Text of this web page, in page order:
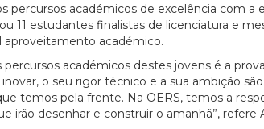
percursos académicos de excelência com a
11 estudantes finalistas de licenciatura e
aproveitamento académico.
percursos académicos destes jovens é a
o seu rigor técnico e a sua ambição
temos pela frente. Na OERS, temos a
irão desenhar e construir o amanhã”, refere